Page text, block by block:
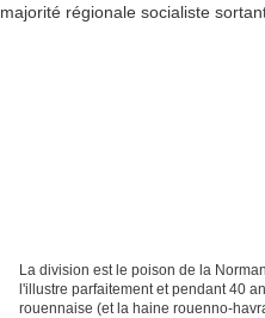
La division est le poison de la
l'illustre parfaitement et pendant 40
rouennaise (et la haine rouenno-